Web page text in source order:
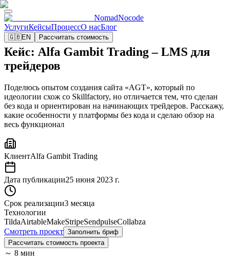
NomadNocode
УслугиКейсыПроцессО насБлог
🇬🇧EN Рассчитать стоимость
Кейс: Alfa Gambit Trading – LMS для
трейдеров
Поделюсь опытом создания сайта «AGT», который по
идеологии схож со Skillfactory, но отличается тем, что сделан
без кода и ориентирован на начинающих трейдеров. Расскажу,
какие особенности у платформы без кода и сделаю обзор на
весь функционал
КлиентAlfa Gambit Trading
Дата публикации25 июня 2023 г.
Срок реализации3 месяца
Технологии
TildaAirtableMakeStripeSendpulseCollabza
Смотреть проект Заполнить бриф
Рассчитать стоимость проекта
～ 8 мин